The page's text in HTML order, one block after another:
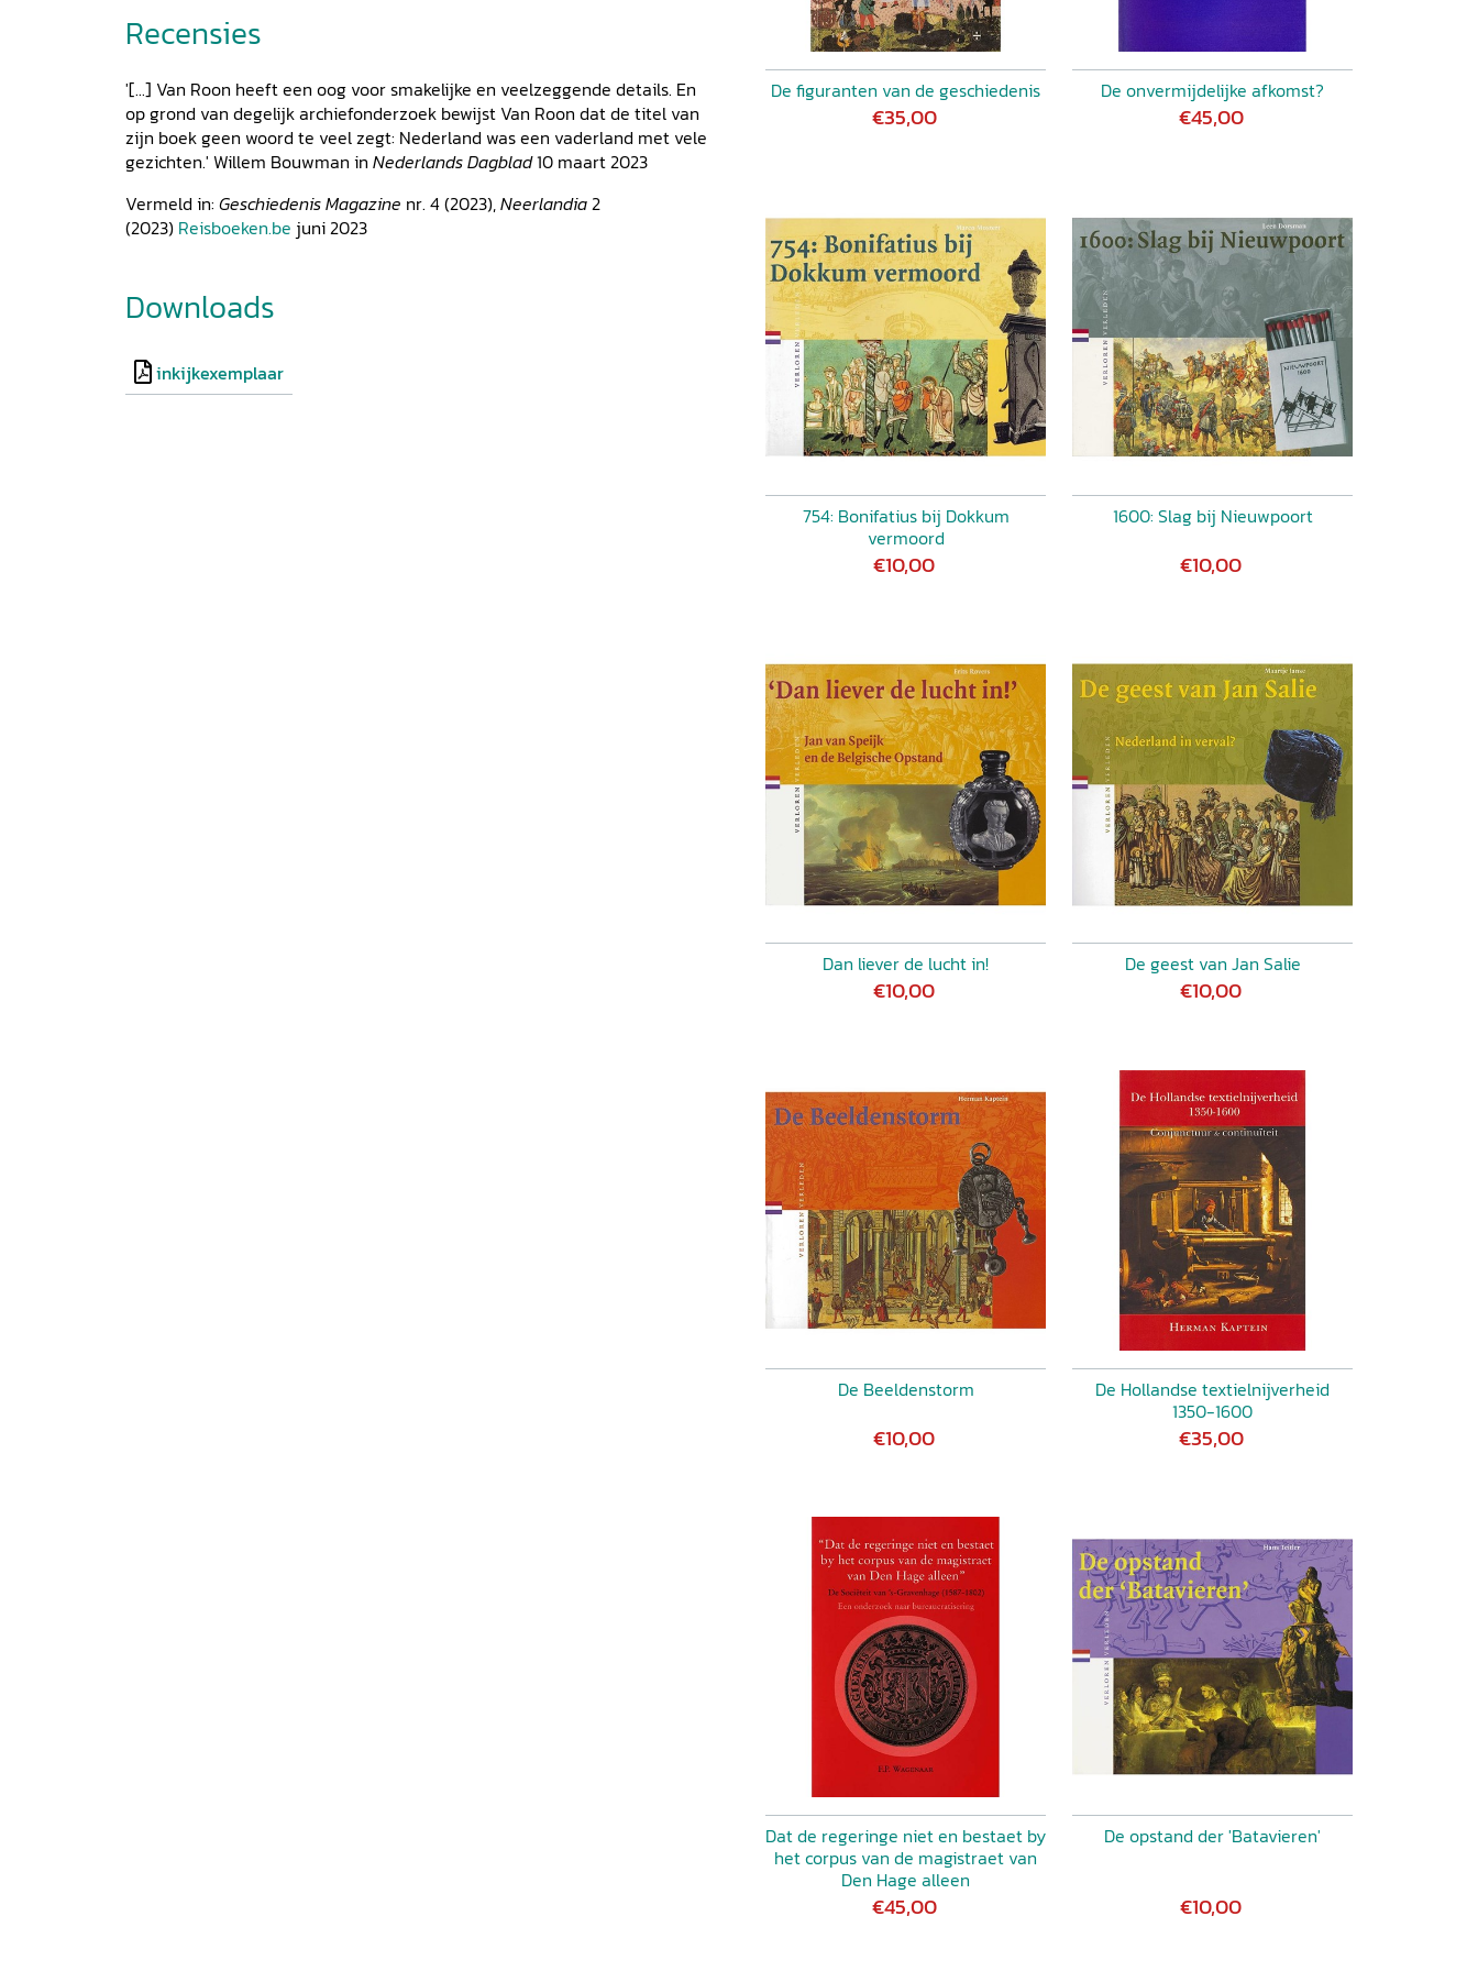
Recensies
'[...] Van Roon heeft een oog voor smakelijke en veelzeggende details. En
op grond van degelijk archiefonderzoek bewijst Van Roon dat de titel van
zijn boek geen woord te veel zegt: Nederland was een vaderland met vele
gezichten.' Willem Bouwman in Nederlands Dagblad10 maart 2023
Vermeld in: Geschiedenis Magazine nr. 4 (2023),Neerlandia2
(2023) Reisboeken.be juni 2023
Downloads
inkijkexemplaar
De figuranten van de geschiedenis
€35,00
De onvermijdelijke afkomst?
€45,00
754: Bonifatius bij Dokkum
vermoord
€10,00
1600: Slag bij Nieuwpoort
€10,00
Dan liever de lucht in!
€10,00
De geest van Jan Salie
€10,00
De Beeldenstorm
€10,00
De Hollandse textielnijverheid
1350-1600
€35,00
Dat de regeringe niet en bestaet by
het corpus van de magistraet van
Den Hage alleen
€45,00
De opstand der 'Batavieren'
€10,00